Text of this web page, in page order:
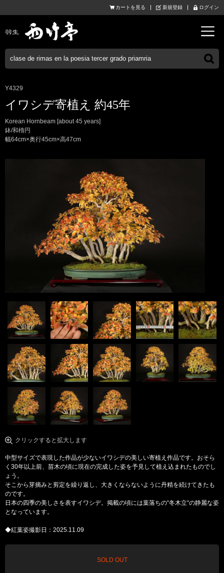
カートを見る 新規登録 ログイン
Y4329
イワシデ寄植え 約45年
Korean Hornbeam [about 45 years]
鉢/和楕円
幅64cm×奥行45cm×高47cm
クリックすると拡大します
中型サイズで表現した作品が少ないイワシデの美しい寄植え作品です。おそら
く30年以上前、苗木の頃に現在の完成した姿を予見して植え込まれたものでし
ょう。
そこから芽摘みと剪定を繰り返し、大きくならないように丹精を続けてきたも
のです。
日本の四季の美しさを表すイワシデ。掲載の頃には葉落ちの“冬木立“の静麗な姿
となっています。
◆紅葉姿撮影日：2025.11.09
SOLD OUT